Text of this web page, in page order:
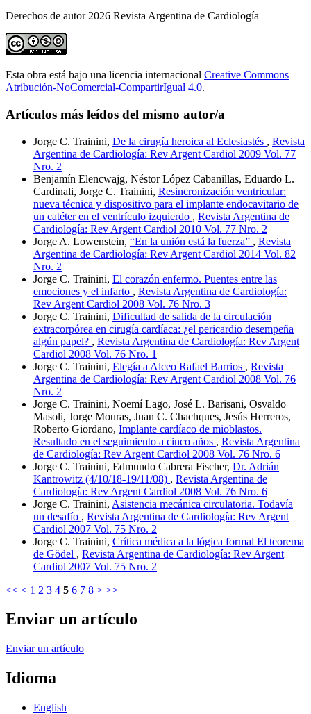
Derechos de autor 2026 Revista Argentina de Cardiología
Esta obra está bajo una licencia internacional Creative Commons
Atribución-NoComercial-CompartirIgual 4.0.
Artículos más leídos del mismo autor/a
Jorge C. Trainini, De la cirugía heroica al Eclesiastés , Revista
Argentina de Cardiología: Rev Argent Cardiol 2009 Vol. 77
Nro. 2
Benjamín Elencwajg, Néstor López Cabanillas, Eduardo L.
Cardinali, Jorge C. Trainini, Resincronización ventricular:
nueva técnica y dispositivo para el implante endocavitario de
un catéter en el ventrículo izquierdo , Revista Argentina de
Cardiología: Rev Argent Cardiol 2010 Vol. 77 Nro. 2
Jorge A. Lowenstein, “En la unión está la fuerza” , Revista
Argentina de Cardiología: Rev Argent Cardiol 2014 Vol. 82
Nro. 2
Jorge C. Trainini, El corazón enfermo. Puentes entre las
emociones y el infarto , Revista Argentina de Cardiología:
Rev Argent Cardiol 2008 Vol. 76 Nro. 3
Jorge C. Trainini, Dificultad de salida de la circulación
extracorpórea en cirugía cardíaca: ¿el pericardio desempeña
algún papel? , Revista Argentina de Cardiología: Rev Argent
Cardiol 2008 Vol. 76 Nro. 1
Jorge C. Trainini, Elegía a Alceo Rafael Barrios , Revista
Argentina de Cardiología: Rev Argent Cardiol 2008 Vol. 76
Nro. 2
Jorge C. Trainini, Noemí Lago, José L. Barisani, Osvaldo
Masoli, Jorge Mouras, Juan C. Chachques, Jesús Herreros,
Roberto Giordano, Implante cardíaco de mioblastos.
Resultado en el seguimiento a cinco años , Revista Argentina
de Cardiología: Rev Argent Cardiol 2008 Vol. 76 Nro. 6
Jorge C. Trainini, Edmundo Cabrera Fischer, Dr. Adrián
Kantrowitz (4/10/18-19/11/08) , Revista Argentina de
Cardiología: Rev Argent Cardiol 2008 Vol. 76 Nro. 6
Jorge C. Trainini, Asistencia mecánica circulatoria. Todavía
un desafío , Revista Argentina de Cardiología: Rev Argent
Cardiol 2007 Vol. 75 Nro. 2
Jorge C. Trainini, Crítica médica a la lógica formal El teorema
de Gödel , Revista Argentina de Cardiología: Rev Argent
Cardiol 2007 Vol. 75 Nro. 2
<< < 1 2 3 4 5 6 7 8 > >>
Enviar un artículo
Enviar un artículo
Idioma
English